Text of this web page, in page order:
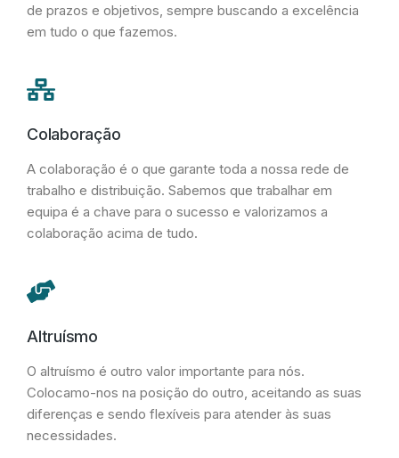
de prazos e objetivos, sempre buscando a excelência
em tudo o que fazemos.
Colaboração
A colaboração é o que garante toda a nossa rede de
trabalho e distribuição. Sabemos que trabalhar em
equipa é a chave para o sucesso e valorizamos a
colaboração acima de tudo.
Altruísmo
O altruísmo é outro valor importante para nós.
Colocamo-nos na posição do outro, aceitando as suas
diferenças e sendo flexíveis para atender às suas
necessidades.